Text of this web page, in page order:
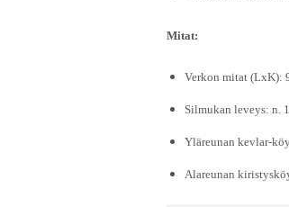
Mitat:
Verkon mitat (LxK):
Silmukan leveys: n.
Yläreunan kevlar-
Alareunan